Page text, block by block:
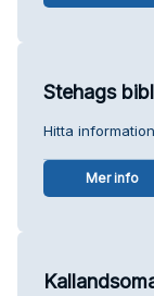
Stehags
Hitta
Mer info